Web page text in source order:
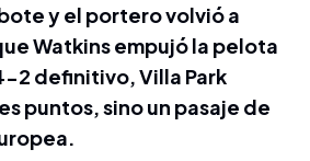
y el portero volvió a
Watkins empujó la pelota
2 definitivo, Villa Park
puntos, sino un pasaje de